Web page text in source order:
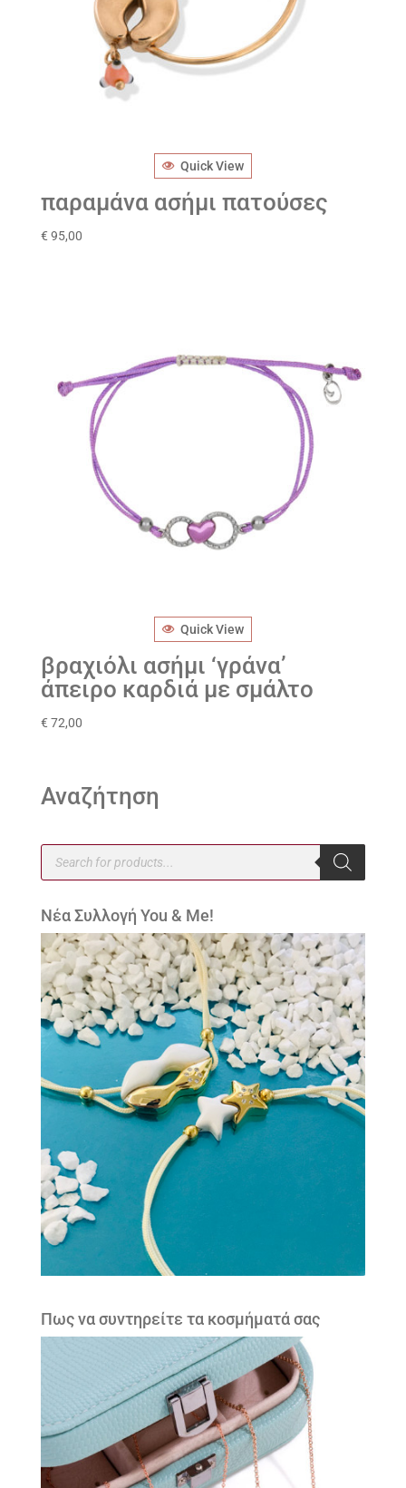
Quick View
παραμάνα ασήμι πατούσες
€ 95,00
Quick View
βραχιόλι ασήμι ‘γράνα’
άπειρο καρδιά με σμάλτο
€ 72,00
Αναζήτηση
Products
search
Νέα Συλλογή You & Me!
Πως να συντηρείτε τα κοσμήματά σας